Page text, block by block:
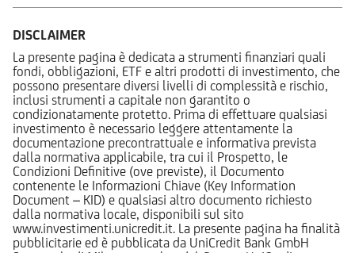
DISCLAIMER
La presente pagina è dedicata a strumenti finanziari quali
fondi, obbligazioni, ETF e altri prodotti di investimento, che
possono presentare diversi livelli di complessità e rischio,
inclusi strumenti a capitale non garantito o
condizionatamente protetto. Prima di effettuare qualsiasi
investimento è necessario leggere attentamente la
documentazione precontrattuale e informativa prevista
dalla normativa applicabile, tra cui il Prospetto, le
Condizioni Definitive (ove previste), il Documento
contenente le Informazioni Chiave (Key Information
Document – KID) e qualsiasi altro documento richiesto
dalla normativa locale, disponibili sul sito
www.investimenti.unicredit.it. La presente pagina ha finalità
pubblicitarie ed è pubblicata da UniCredit Bank GmbH